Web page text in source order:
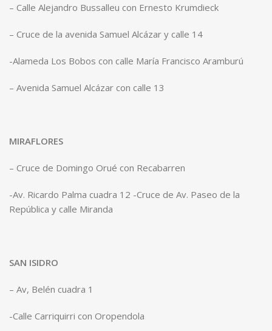
– Calle Alejandro Bussalleu con Ernesto Krumdieck
– Cruce de la avenida Samuel Alcázar y calle 14
-Alameda Los Bobos con calle María Francisco Aramburú
– Avenida Samuel Alcázar con calle 13
MIRAFLORES
– Cruce de Domingo Orué con Recabarren
-Av. Ricardo Palma cuadra 12 -Cruce de Av. Paseo de la
República y calle Miranda
SAN ISIDRO
– Av, Belén cuadra 1
-Calle Carriquirri con Oropendola